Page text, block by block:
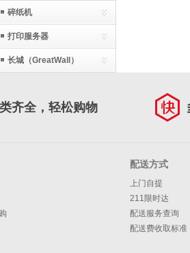
碎纸机
打印服务器
长城（GreatWall）
齐全，轻松购物
配送方式
上门自提
211限时达
配送服务查询
配送费收取标准